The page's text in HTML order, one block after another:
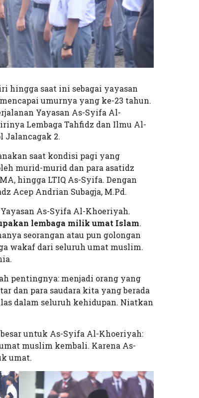
hingga saat ini sebagai yayasan
umurnya yang ke-23 tahun.
Yayasan As-Syifa Al-
Lembaga Tahfidz dan Ilmu Al-
Jalancagak 2.
saat kondisi pagi yang
murid-murid dan para asatidz
hingga LTIQ As-Syifa. Dengan
Acep Andrian Subagja, M.Pd.
As-Syifa Al-Khoeriyah.
lembaga milik umat Islam.
seorangan atau pun golongan
wakaf dari seluruh umat muslim.
pentingnya: menjadi orang yang
dan para saudara kita yang berada
dalam seluruh kehidupan. Niatkan
untuk As-Syifa Al-Khoeriyah:
muslim kembali. Karena As-
umat.